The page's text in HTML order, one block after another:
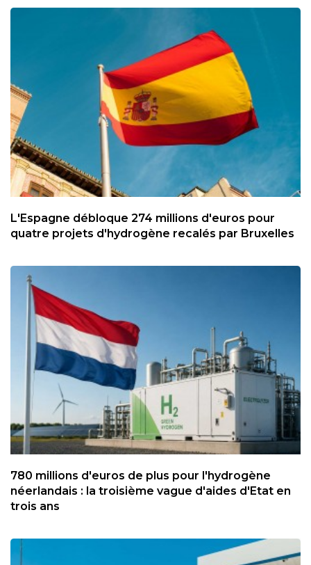
L'Espagne débloque 274 millions d'euros pour
quatre projets d'hydrogène recalés par Bruxelles
780 millions d'euros de plus pour l'hydrogène
néerlandais : la troisième vague d'aides d'Etat en
trois ans